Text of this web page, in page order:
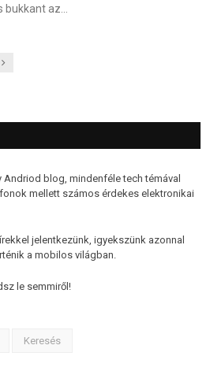
bukkant az…
Next
Andriod blog, mindenféle tech témával
mellett számos érdekes elektronikai
jelentkezünk, igyekszünk azonnal
a mobilos világban.
le semmiről!